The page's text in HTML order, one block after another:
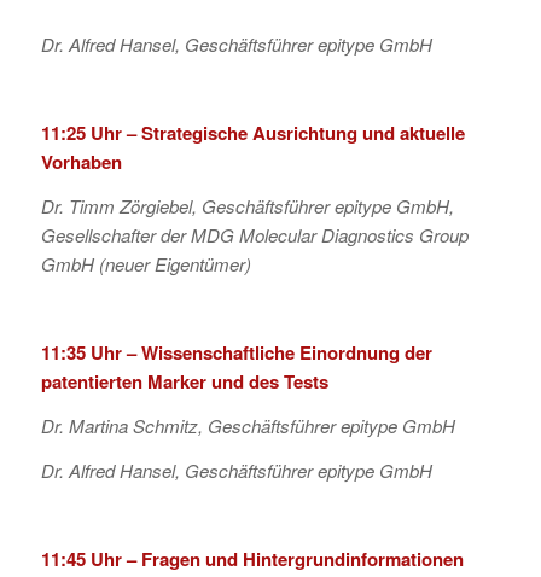
Dr. Alfred Hansel, Geschäftsführer epitype GmbH
11:25 Uhr – Strategische Ausrichtung und aktuelle
Vorhaben
Dr. Timm Zörgiebel, Geschäftsführer epitype GmbH,
Gesellschafter der MDG Molecular Diagnostics Group
GmbH (neuer Eigentümer)
11:35 Uhr – Wissenschaftliche Einordnung der
patentierten Marker und des Tests
Dr. Martina Schmitz, Geschäftsführer epitype GmbH
Dr. Alfred Hansel, Geschäftsführer epitype GmbH
11:45 Uhr – Fragen und Hintergrundinformationen